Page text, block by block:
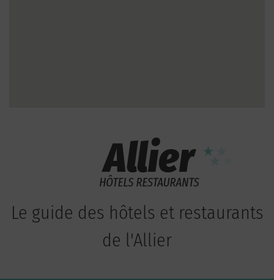
Le guide des hôtels et restaurants
de l'Allier